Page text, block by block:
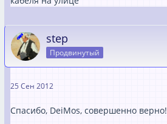
step
Продвинутый
25 Сен 2012
Спасибо, DeiMos, совершенно верно!